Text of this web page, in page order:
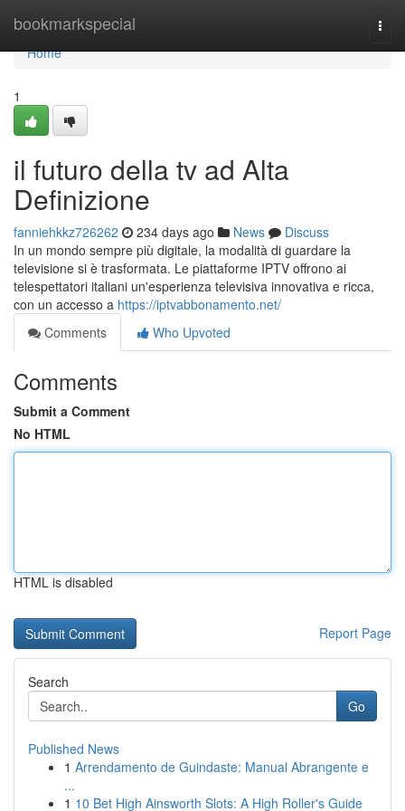
bookmarkspecial
Home
Home
1
il futuro della tv ad Alta
Definizione
fanniehkkz726262 234 days ago News
Discuss
In un mondo sempre più digitale, la modalità di guardare la
televisione si è trasformata. Le piattaforme IPTV offrono ai
telespettatori italiani un'esperienza televisiva innovativa e ricca,
con un accesso a https://iptvabbonamento.net/
Comments
Who Upvoted
Comments
Submit a Comment
No HTML
HTML is disabled
Report Page
Search
Go
Published News
1 Arrendamento de Guindaste: Manual Abrangente e
...
1 10 Bet High Ainsworth Slots: A High Roller's Guide